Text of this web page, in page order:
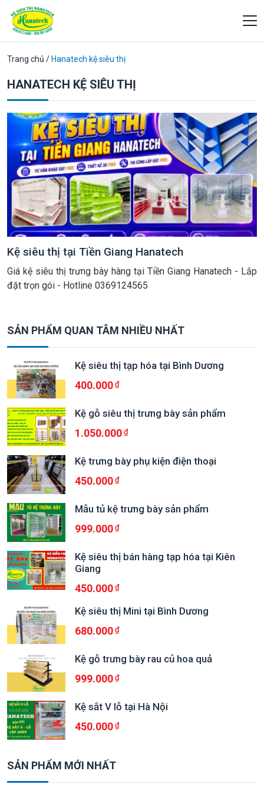
Trang chủ / Hanatech kệ siêu thị
HANATECH KỆ SIÊU THỊ
Kệ siêu thị tại Tiền Giang Hanatech
Giá kệ siêu thị trưng bày hàng tại Tiền Giang Hanatech - Lắp
đặt trọn gói - Hotline 0369124565
SẢN PHẨM QUAN TÂM NHIỀU NHẤT
Kệ siêu thị tạp hóa tại Bình Dương
400.000
Kệ gỗ siêu thị trưng bày sản phẩm
1.050.000
Kệ trưng bày phụ kiện điện thoại
450.000
Mẫu tủ kệ trưng bày sản phẩm
999.000
Kệ siêu thị bán hàng tạp hóa tại Kiên
Giang
450.000
Kệ siêu thị Mini tại Bình Dương
680.000
Kệ gỗ trưng bày rau củ hoa quả
999.000
Kệ sắt V lỗ tại Hà Nội
450.000
SẢN PHẨM MỚI NHẤT